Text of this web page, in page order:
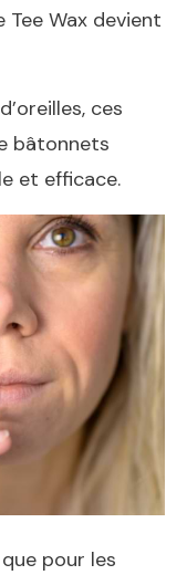
Tee Wax devient
ces
bâtonnets
et efficace.
pour les